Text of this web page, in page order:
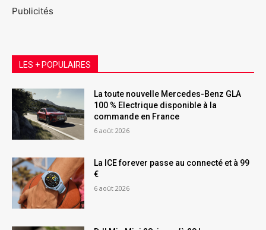
Publicités
LES + POPULAIRES
La toute nouvelle Mercedes-Benz GLA
100 % Electrique disponible à la
commande en France
6 août 2026
La ICE forever passe au connecté et à 99
€
6 août 2026